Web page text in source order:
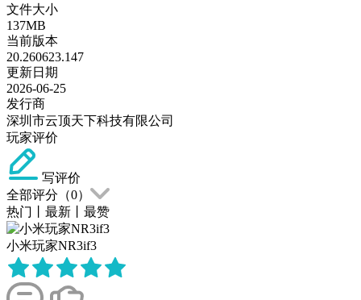
文件大小
137MB
当前版本
20.260623.147
更新日期
2026-06-25
发行商
深圳市云顶天下科技有限公司
玩家评价
写评价
全部评分（0）
热门
最新 最赞
小米玩家NR3if3